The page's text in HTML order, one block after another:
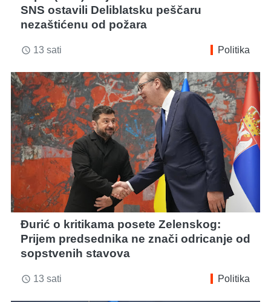
SNS ostavili Deliblatsku peščaru
nezaštićenu od požara
access_time 13 sati Politika
Đurić o kritikama posete Zelenskog:
Prijem predsednika ne znači odricanje od
sopstvenih stavova
access_time 13 sati Politika